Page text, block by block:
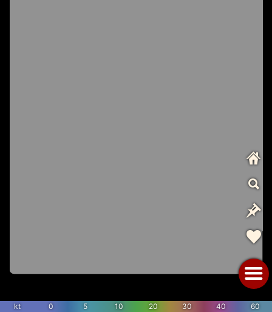
kt 0 5 10 20 30 40 60